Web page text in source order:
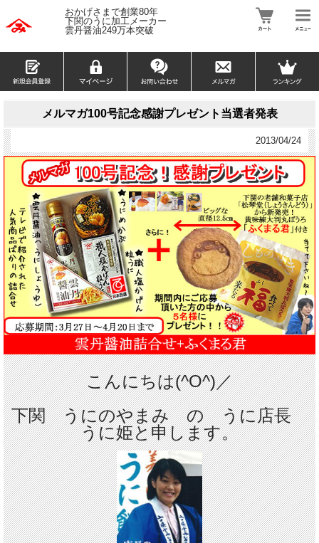
おかげさまで創業80年
下関のうに加工メーカー
雲丹醤油249万本突破
メルマガ100号記念感謝プレゼント当選者発表
2013/04/24
こんにちは(^O^)／
下関 うにのやまみ の うに店長
うに姫と申します。